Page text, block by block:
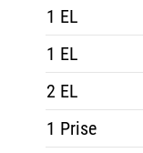
1 EL
1 EL
2 EL
1 Prise